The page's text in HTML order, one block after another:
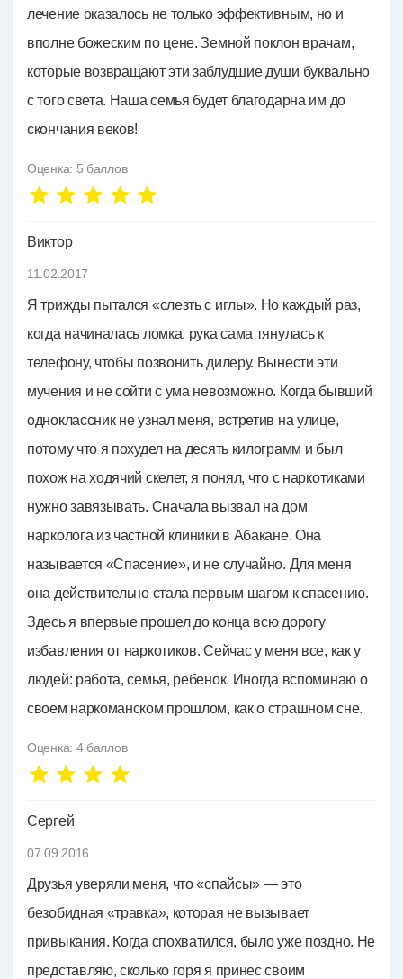
лечение оказалось не только эффективным, но и
вполне божеским по цене. Земной поклон врачам,
которые возвращают эти заблудшие души буквально
с того света. Наша семья будет благодарна им до
скончания веков!
Оценка: 5 баллов
Виктор
11.02.2017
Я трижды пытался «слезть с иглы». Но каждый раз,
когда начиналась ломка, рука сама тянулась к
телефону, чтобы позвонить дилеру. Вынести эти
мучения и не сойти с ума невозможно. Когда бывший
одноклассник не узнал меня, встретив на улице,
потому что я похудел на десять килограмм и был
похож на ходячий скелет, я понял, что с наркотиками
нужно завязывать. Сначала вызвал на дом
нарколога из частной клиники в Абакане. Она
называется «Спасение», и не случайно. Для меня
она действительно стала первым шагом к спасению.
Здесь я впервые прошел до конца всю дорогу
избавления от наркотиков. Сейчас у меня все, как у
людей: работа, семья, ребенок. Иногда вспоминаю о
своем наркоманском прошлом, как о страшном сне.
Оценка: 4 баллов
Сергей
07.09.2016
Друзья уверяли меня, что «спайсы» — это
безобидная «травка», которая не вызывает
привыкания. Когда спохватился, было уже поздно. Не
представляю, сколько горя я принес своим